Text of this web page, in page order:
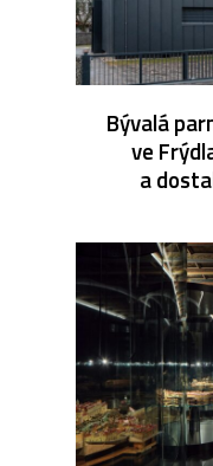
Bývalá
ve
a